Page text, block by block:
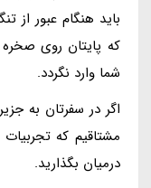
باید هنگام عبور از
که پایتان روی
شما وارد نگردد.
اگر در سفرتان به
مشتاقیم که
درمیان بگذارید.